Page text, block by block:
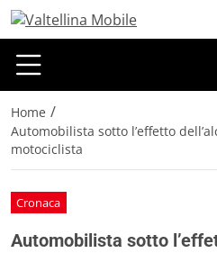
Home /
Automobilista sotto l’effetto
motociclista
Cronaca
Automobilista sotto